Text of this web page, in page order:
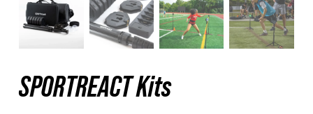
SPORTREACT Kits